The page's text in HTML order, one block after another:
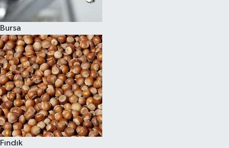
Bursa
Fındık